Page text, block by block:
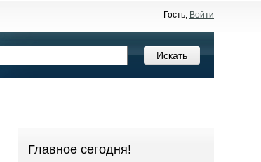
Гость, Войти
Главное сегодня!